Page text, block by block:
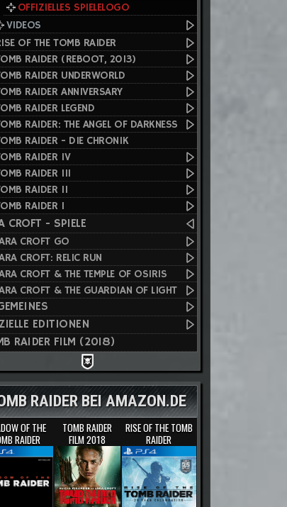
OFFIZIELLES SPIELELOGO
VIDEOS
OF THE TOMB RAIDER
RAIDER (REBOOT, 2013)
RAIDER UNDERWORLD
RAIDER ANNIVERSARY
RAIDER LEGEND
RAIDER: THE ANGEL OF DARKNESS
RAIDER - DIE CHRONIK
RAIDER IV
RAIDER III
RAIDER II
RAIDER I
CROFT - SPIELE
CROFT GO
CROFT: RELIC RUN
CROFT & THE TEMPLE OF OSIRIS
CROFT & THE GUARDIAN OF LIGHT
EDITIONEN
RAIDER FILM (2018)
RAIDER BEI AMAZON.DE
OF THE
RAIDER
TOMB RAIDER
FILM 2018
RISE OF THE TOMB
RAIDER